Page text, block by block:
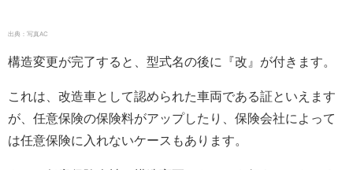
出典：写真AC
構造変更が完了すると、型式名の後に『改』が付きます。
これは、改造車として認められた車両である証といえます
が、任意保険の保険料がアップしたり、保険会社によって
は任意保険に入れないケースもあります。